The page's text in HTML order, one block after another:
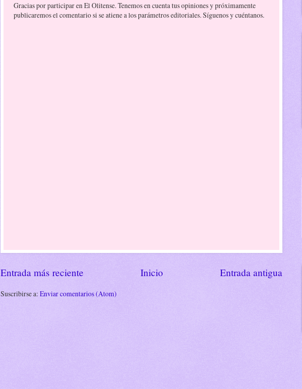
Gracias por participar en El Olitense. Tenemos en cuenta tus opiniones y próximamente
publicaremos el comentario si se atiene a los parámetros editoriales. Síguenos y cuéntanos.
Entrada más reciente Entrada antigua
Inicio
Suscribirse a: Enviar comentarios (Atom)